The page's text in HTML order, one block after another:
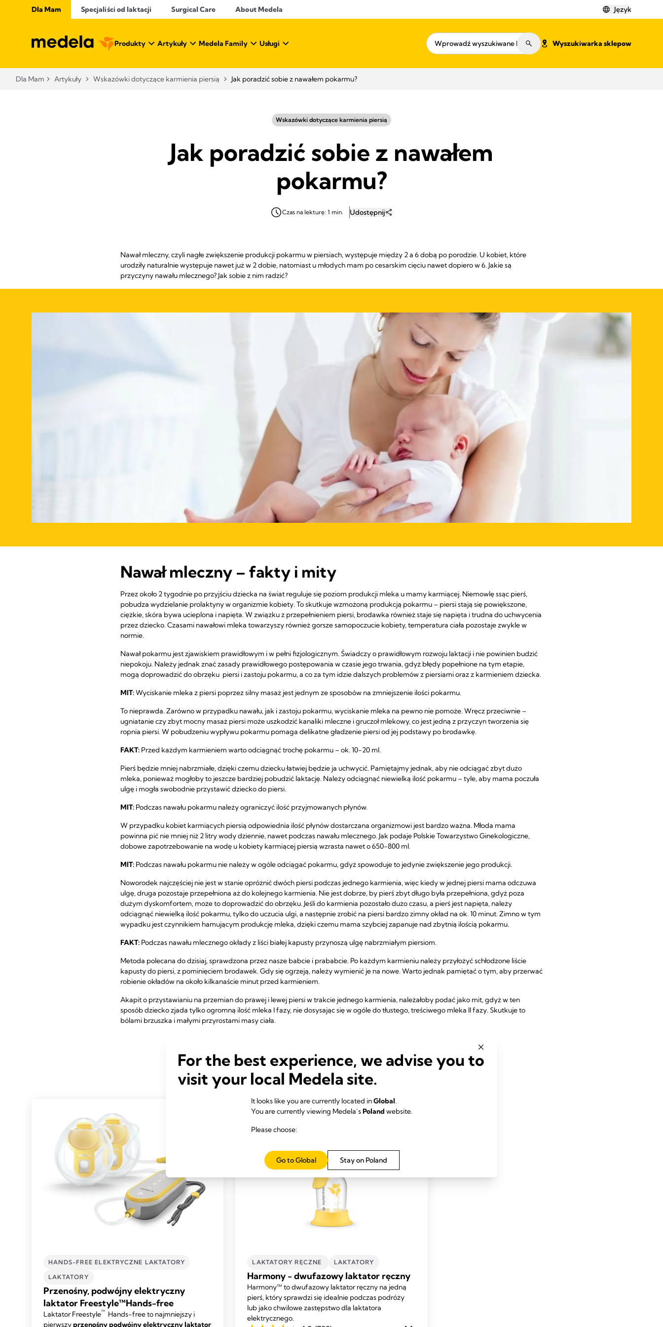
Dla Mam Specjaliści od laktacji Surgical Care About Medela Język
Produkty Artykuły Medela Family Usługi Wyszukiwarka sklepow
Dla Mam Artykuły Wskazówki dotyczące karmienia piersią Jak poradzić sobie z nawałem pokarmu?
Wskazówki dotyczące karmienia piersią
Jak poradzić sobie z nawałem
pokarmu?
Czas na lekturę: 1 min. Udostępnij
Nawał mleczny, czyli nagłe zwiększenie produkcji pokarmu w piersiach, występuje między 2 a 6 dobą po porodzie. U kobiet, które
urodziły naturalnie występuje nawet już w 2 dobie, natomiast u młodych mam po cesarskim cięciu nawet dopiero w 6. Jakie są
przyczyny nawału mlecznego? Jak sobie z nim radzić?
Nawał mleczny – fakty i mity
Przez około 2 tygodnie po przyjściu dziecka na świat reguluje się poziom produkcji mleka u mamy karmiącej. Niemowlę ssąc pierś,
pobudza wydzielanie prolaktyny w organizmie kobiety. To skutkuje wzmożoną produkcją pokarmu – piersi stają się powiększone,
ciężkie, skóra bywa ucieplona i napięta. W związku z przepełnieniem piersi, brodawka również staje się napięta i trudna do uchwycenia
przez dziecko. Czasami nawałowi mleka towarzyszy również gorsze samopoczucie kobiety, temperatura ciała pozostaje zwykle w
normie.
Nawał pokarmu jest zjawiskiem prawidłowym i w pełni fizjologicznym. Świadczy o prawidłowym rozwoju laktacji i nie powinien budzić
niepokoju. Należy jednak znać zasady prawidłowego postępowania w czasie jego trwania, gdyż błędy popełnione na tym etapie,
mogą doprowadzić do obrzęku piersi i zastoju pokarmu, a co za tym idzie dalszych problemów z piersiami oraz z karmieniem dziecka.
MIT:Wyciskanie mleka z piersi poprzez silny masaż jest jednym ze sposobów na zmniejszenie ilości pokarmu.
To nieprawda. Zarówno w przypadku nawału, jak i zastoju pokarmu, wyciskanie mleka na pewno nie pomoże. Wręcz przeciwnie –
ugniatanie czy zbyt mocny masaż piersi może uszkodzić kanaliki mleczne i gruczoł mlekowy, co jest jedną z przyczyn tworzenia się
ropnia piersi. W pobudzeniu wypływu pokarmu pomaga delikatne gładzenie piersi od jej podstawy po brodawkę.
FAKT: Przed każdym karmieniem warto odciągnąć trochę pokarmu – ok. 10-20 ml.
Pierś będzie mniej nabrzmiałe, dzięki czemu dziecku łatwiej będzie ja uchwycić. Pamiętajmy jednak, aby nie odciągać zbyt dużo
mleka, ponieważ mogłoby to jeszcze bardziej pobudzić laktację. Należy odciągnąć niewielką ilość pokarmu – tyle, aby mama poczuła
ulgę i mogła swobodnie przystawić dziecko do piersi.
MIT: Podczas nawału pokarmu należy ograniczyć ilość przyjmowanych płynów.
W przypadku kobiet karmiących piersią odpowiednia ilość płynów dostarczana organizmowi jest bardzo ważna. Młoda mama
powinna pić nie mniej niż 2 litry wody dziennie, nawet podczas nawału mlecznego. Jak podaje Polskie Towarzystwo Ginekologiczne,
dobowe zapotrzebowanie na wodę u kobiety karmiącej piersią wzrasta nawet o 650-800 ml.
MIT: Podczas nawału pokarmu nie należy w ogóle odciągać pokarmu, gdyż spowoduje to jedynie zwiększenie jego produkcji.
Noworodek najczęściej nie jest w stanie opróżnić dwóch piersi podczas jednego karmienia, więc kiedy w jednej piersi mama odczuwa
ulgę, druga pozostaje przepełniona aż do kolejnego karmienia. Nie jest dobrze, by pierś zbyt długo była przepełniona, gdyż poza
dużym dyskomfortem, może to doprowadzić do obrzęku. Jeśli do karmienia pozostało dużo czasu, a pierś jest napięta, należy
odciągnąć niewielką ilość pokarmu, tylko do uczucia ulgi, a następnie zrobić na piersi bardzo zimny okład na ok. 10 minut. Zimno w tym
wypadku jest czynnikiem hamującym produkcję mleka, dzięki czemu mama szybciej zapanuje nad zbytnią ilością pokarmu.
FAKT: Podczas nawału mlecznego okłady z liści białej kapusty przynoszą ulgę nabrzmiałym piersiom.
Metoda polecana do dzisiaj, sprawdzona przez nasze babcie i prababcie. Po każdym karmieniu należy przyłożyć schłodzone liście
kapusty do piersi, z pominięciem brodawek. Gdy się ogrzeją, należy wymienić je na nowe. Warto jednak pamiętać o tym, aby przerwać
robienie okładów na około kilkanaście minut przed karmieniem.
Akapit o przystawianiu na przemian do prawej i lewej piersi w trakcie jednego karmienia, należałoby podać jako mit, gdyż w ten
sposób dziecko zjada tylko ogromną ilość mleka I fazy, nie dosysając się w ogóle do tłustego, treściwego mleka II fazy. Skutkuje to
bólami brzuszka i małymi przyrostami masy ciała.
POWIĄZANE PRODUKTY
HANDS-FREE ELEKTRYCZNE LAKTATORY
LAKTATORY
Przenośny, podwójny elektryczny
laktator Freestyle™Hands-free
Laktator Freestyle™ Hands-free to najmniejszy i
pierwszyprzenośny podwójny elektryczny laktator
LAKTATORY RĘCZNE LAKTATORY
Harmony - dwufazowy laktator ręczny
Harmony™ to dwufazowy laktator ręczny na jedną
pierś, który sprawdzi się idealnie podczas podróży
lub jako chwilowe zastępstwo dla laktatora
elektrycznego.
For the best experience, we advise you to
visit your local Medela site.
It looks like you are currently located inGlobal.
You are currently viewing Medela’sPoland website.
Please choose:
Stay on Poland
Go to Global